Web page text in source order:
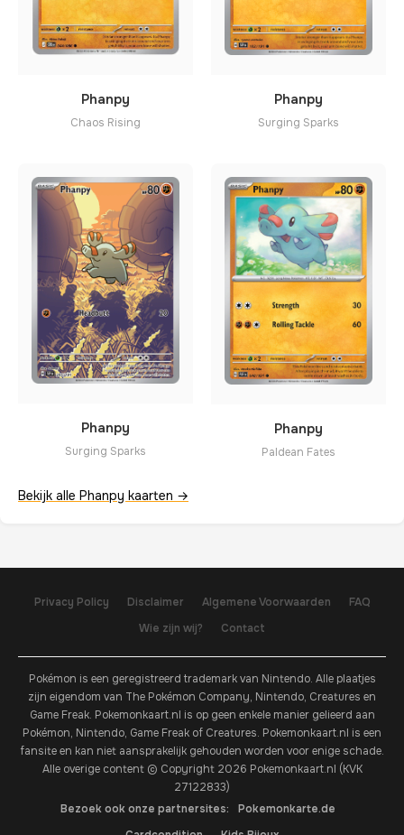
Phanpy
Chaos Rising
Phanpy
Surging Sparks
Phanpy
Surging Sparks
Phanpy
Paldean Fates
Bekijk alle Phanpy kaarten →
Privacy Policy Disclaimer Algemene Voorwaarden
FAQ
Wie zijn wij?
Contact
Pokémon is een geregistreerd trademark van Nintendo. Alle plaatjes
zijn eigendom van The Pokémon Company, Nintendo, Creatures en
Game Freak. Pokemonkaart.nl is op geen enkele manier gelieerd aan
Pokémon, Nintendo, Game Freak of Creatures. Pokemonkaart.nl is een
fansite en kan niet aansprakelijk gehouden worden voor enige schade.
Alle overige content © Copyright 2026 Pokemonkaart.nl (KVK
27122833)
Bezoek ook onze partnersites:
Pokemonkarte.de